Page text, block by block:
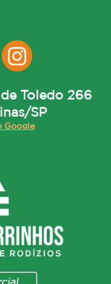
Toledo 266
SP
Google